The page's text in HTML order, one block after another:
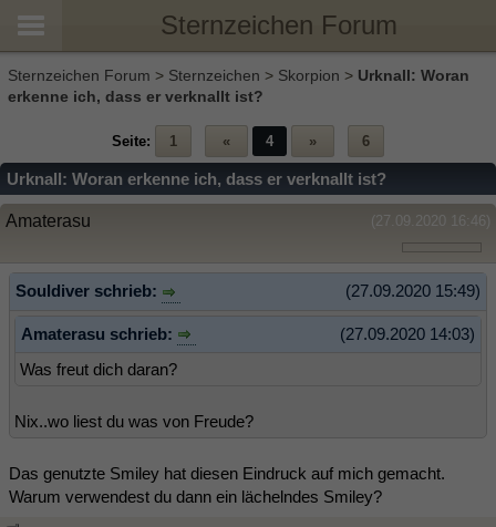
Sternzeichen Forum
Sternzeichen Forum > Sternzeichen > Skorpion > Urknall: Woran
erkenne ich, dass er verknallt ist?
Seite: 1 « 4 » 6
Urknall: Woran erkenne ich, dass er verknallt ist?
(27.09.2020 16:46)
Amaterasu
(27.09.2020 15:49)
Souldiver schrieb:
(27.09.2020 14:03)
Amaterasu schrieb:
Was freut dich daran?
Nix..wo liest du was von Freude?
Das genutzte Smiley hat diesen Eindruck auf mich gemacht.
Warum verwendest du dann ein lächelndes Smiley?